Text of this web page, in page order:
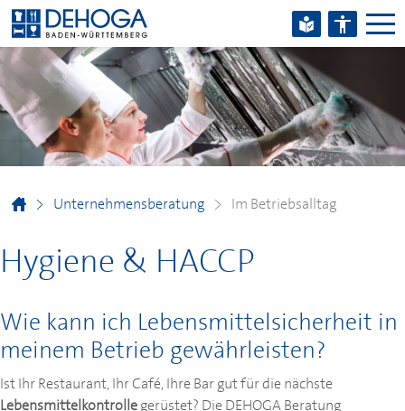
Zum Hauptinhalt springen
Zum Footerinhalt springen
Unternehmensberatung Im Betriebsalltag
Hygiene & HACCP
Wie kann ich Lebensmittelsicherheit in
meinem Betrieb gewährleisten?
Ist Ihr Restaurant, Ihr Café, Ihre Bar gut für die nächste
Lebensmittelkontrollegerüstet? DieDEHOGABeratung